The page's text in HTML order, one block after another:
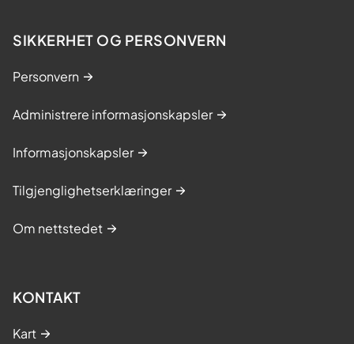
SIKKERHET OG PERSONVERN
Personvern
Administrere informasjonskapsler
Informasjonskapsler
Tilgjenglighetserklæringer
Om nettstedet
KONTAKT
Kart